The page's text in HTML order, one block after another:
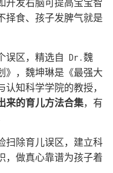
开发右脑可提高宝宝智
择食、孩子发脾气就是
误区，精选自 Dr.魏
》，魏坤琳是《最强大
知科学学院的教授，
来的育儿方法合集，有
扫除育儿误区，建立科
，做真心靠谱为孩子着